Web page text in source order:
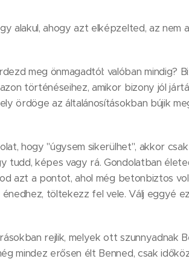
alakul, ahogy azt elképzelted, az nem
meg önmagadtól: valóban mindig?
történéseihez, amikor bizony jól
ördöge az általánosításokban bújik
hogy "úgysem sikerülhet", akkor
tudd, képes vagy rá. Gondolatban
azt a pontot, ahol még betonbiztos
töltekezz fel vele. Válj eggyé
rejlik, melyek ott szunnyadnak
mindez erősen élt Benned, csak